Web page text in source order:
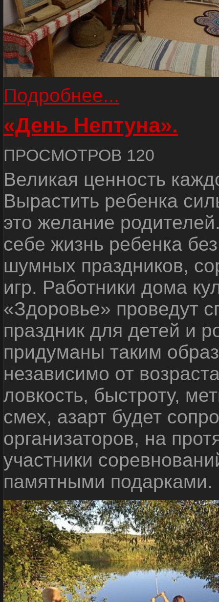
Подробнее...
«День Нептуна».
ПРОСМОТРОВ 120
Великая ценность
Вырастить ребенка
это желание
себе жизнь ребенка
шумных праздников,
игр. Работники дома
«Здоровье» проведут
праздник для детей и
придуманы таким
независимо от
ловкость, быстроту,
смех, азарт будет
организаторов, на
участники
памятными подарками.